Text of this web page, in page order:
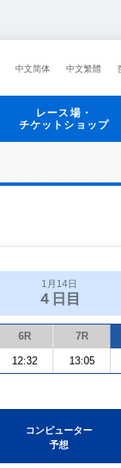
中文简体 中文繁體
レース場・
チケットショップ
1月14日
４日目
6R 7R
12:32 13:05
コンピューター
予想